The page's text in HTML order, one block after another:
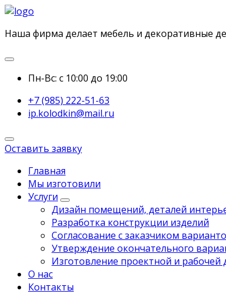
Наша фирма делает мебель и декоративные
Пн-Вс: с 10:00 до 19:00
+7 (985) 222-51-63
ip.kolodkin@mail.ru
Оставить заявку
Главная
Мы изготовили
Услуги
Дизайн помещений, деталей
Разработка конструкции изделий
Согласование с заказчиком
Утверждение окончательного
Изготовление проектной и рабочей
О нас
Контакты